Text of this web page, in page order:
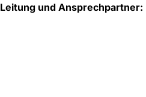
Leitung und Ansprechpartner: